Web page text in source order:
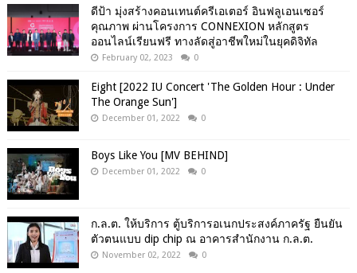
ดีป้า มุ่งสร้างคอนเทนต์ครีเอเตอร์ อินฟลูเอนเซอร์
คุณภาพ ผ่านโครงการ CONNEXION หลักสูตร
ออนไลน์เรียนฟรี ทางลัดสู่อาชีพใหม่ในยุคดิจิทัล
February 02, 2023 0
Eight [2022 IU Concert 'The Golden Hour : Under
The Orange Sun']
December 01, 2022 0
Boys Like You [MV BEHIND]
December 01, 2022 0
ก.ล.ต. ให้บริการ ตู้บริการอเนกประสงค์ภาครัฐ ยืนยัน
ตัวตนแบบ dip chip ณ อาคารสำนักงาน ก.ล.ต.
November 02, 2022 0